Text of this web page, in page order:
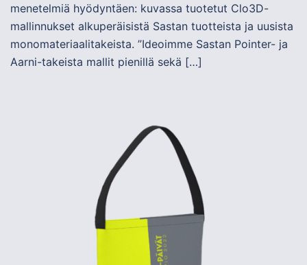
menetelmiä hyödyntäen: kuvassa tuotetut Clo3D-
mallinnukset alkuperäisistä Sastan tuotteista ja uusista
monomateriaalitakeista. ”Ideoimme Sastan Pointer- ja
Aarni-takeista mallit pienillä sekä […]